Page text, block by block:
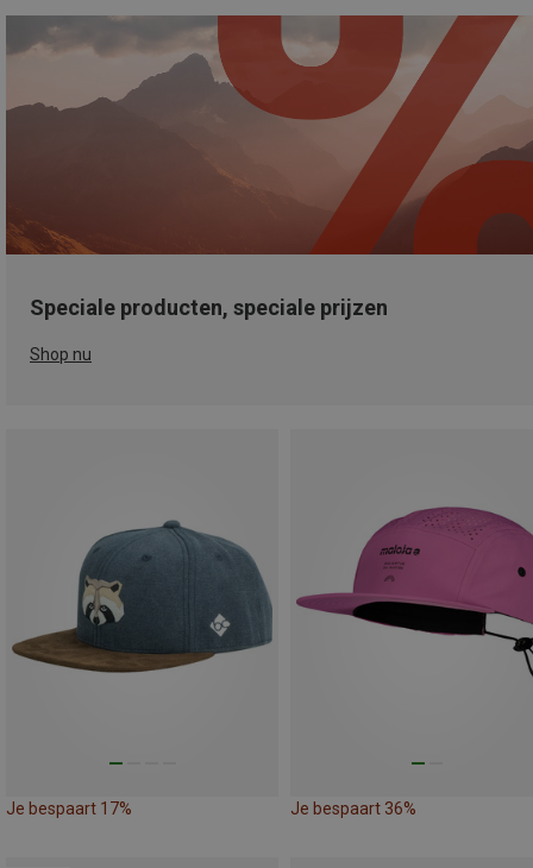
Speciale producten, speciale prijzen
Shop nu
Je bespaart 17% Je bespaart 36%